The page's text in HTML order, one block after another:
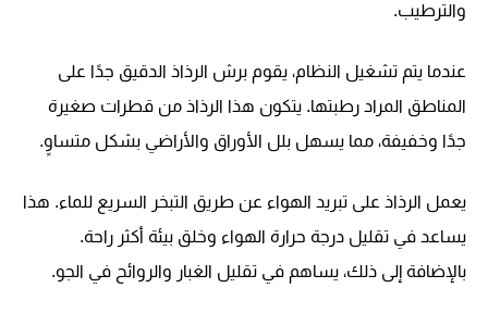
والترطيب.
عندما يتم تشغيل النظام، يقوم برش الرذاذ الدقيق جدًا على
المناطق المراد رطبتها. يتكون هذا الرذاذ من قطرات صغيرة
جدًا وخفيفة، مما يسهل بلل الأوراق والأراضي بشكل متساوٍ.
يعمل الرذاذ على تبريد الهواء عن طريق التبخر السريع للماء. هذا
يساعد في تقليل درجة حرارة الهواء وخلق بيئة أكثر راحة.
بالإضافة إلى ذلك، يساهم في تقليل الغبار والروائح في الجو.